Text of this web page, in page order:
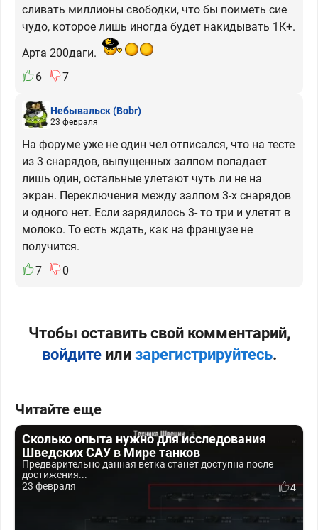
сливать миллионы свободки, что бы поиметь сие
чудо, которое лишь иногда будет накидывать 1К+.
Арта 200даги.
6
7
Небывальск(Bobr)
23 февраля
На форуме уже не один чел отписался, что на тесте
из 3 снарядов, выпущенных залпом попадает
лишь один, остальные улетают чуть ли не на
экран. Переключения между залпом 3-х снарядов
и одного нет. Если зарядилось 3- то три и улетят в
молоко. То есть ждать, как на французе не
получится.
7
0
Чтобы оставить свой комментарий,
войдитеили зарегистрируйтесь.
Читайте еще
Сколько опыта нужно для исследования
Шведских САУ в Мире танков
Предварительно данная ветка станет доступна после
достижения...
23 февраля
4